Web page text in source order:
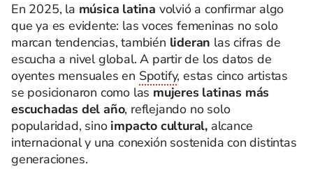
En 2025, la música latina volvió a confirmar algo
que ya es evidente: las voces femeninas no solo
marcan tendencias, también lideran las cifras de
escucha a nivel global. A partir de los datos de
oyentes mensuales en Spotify, estas cinco artistas
se posicionaron como las mujeres latinas más
escuchadas del año, reflejando no solo
popularidad, sino impacto cultural, alcance
internacional y una conexión sostenida con distintas
generaciones.